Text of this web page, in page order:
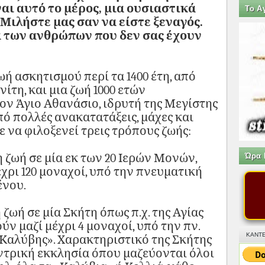
αυτό το μέρος, μια ουσιαστικά
μας σαν να είστε ξεναγός.
των ανθρώπων που δεν σας έχουν
ασκητισμού περί τα 1400 έτη, από
και μια ζωή 1000 ετών
Άγιο Αθανάσιο, ιδρυτή της Μεγίστης
πολλές ανακατατάξεις, μάχες και
να φιλοξενεί τρεις τρόπους ζωής:
ζωή σε μία εκ των 20 Ιερών Μονών,
120 μοναχοί, υπό την πνευματική
σε μία Σκήτη όπως π.χ. της Αγίας
μαζί μέχρι 4 μοναχοί, υπό την πν.
Χαρακτηριστικό της Σκήτης
εκκλησία όπου μαζεύονται όλοι
Tο
Ώρα